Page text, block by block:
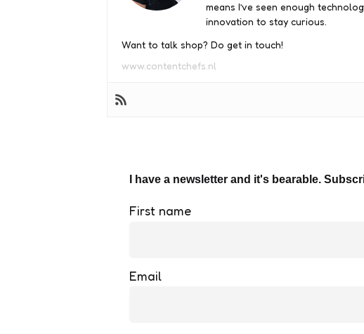
means I’ve seen enough
innovation to stay curious.
Want to talk shop? Do get in touch!
www.contentchefs.nl
I have a newsletter and it's bearable.
First name
Email